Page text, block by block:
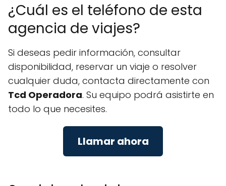
¿Cuál es el teléfono de esta
agencia de viajes?
Si deseas pedir información, consultar
disponibilidad, reservar un viaje o resolver
cualquier duda, contacta directamente con
Tcd Operadora. Su equipo podrá asistirte en
todo lo que necesites.
Llamar ahora